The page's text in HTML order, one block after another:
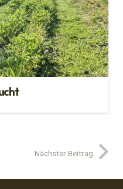
Nächster Beitrag